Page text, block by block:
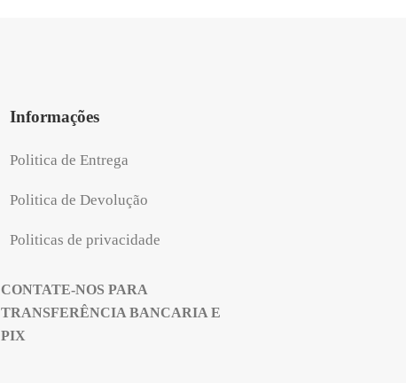
Informações
Politica de Entrega
Politica de Devolução
Politicas de privacidade
CONTATE-NOS PARA
TRANSFERÊNCIA BANCARIA E
PIX